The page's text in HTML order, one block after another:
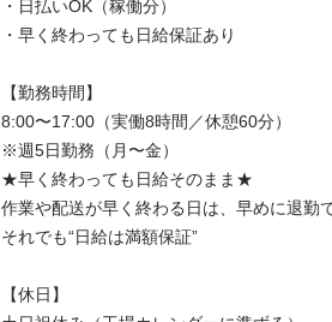
・日払いOK（稼働分）
・早く終わっても日給保証あり
【勤務時間】
8:00〜17:00（実働8時間／休憩60分）
※週5日勤務（月〜金）
★早く終わっても日給そのまま★
作業や配送が早く終わる日は、早めに退勤
それでも“日給は満額保証”
【休日】